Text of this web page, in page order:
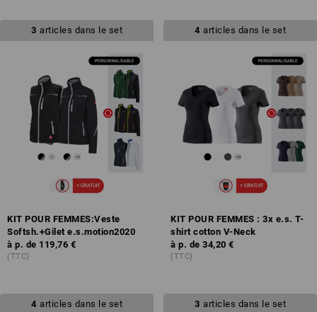
3 articles dans le set
KIT POUR FEMMES:Veste
Softsh.+Gilet e.s.motion2020
à p. de 119,76 €
(TTC)
4 articles dans le set
KIT POUR FEMMES : 3x e.s. T-
shirt cotton V-Neck
à p. de 34,20 €
(TTC)
4 articles dans le set 3 articles dans le set